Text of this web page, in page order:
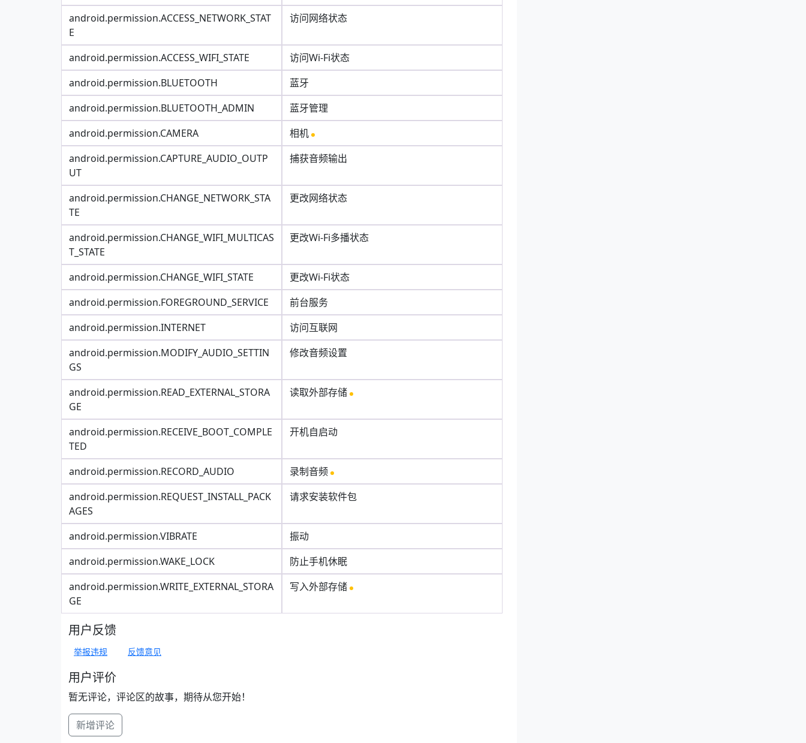
android.permission.ACCESS_NETWORK_STAT
E
访问网络状态
android.permission.ACCESS_WIFI_STATE
访问Wi-Fi状态
android.permission.BLUETOOTH
蓝牙
android.permission.BLUETOOTH_ADMIN
蓝牙管理
android.permission.CAMERA
相机
android.permission.CAPTURE_AUDIO_OUTP
UT
捕获音频输出
android.permission.CHANGE_NETWORK_STA
TE
更改网络状态
android.permission.CHANGE_WIFI_MULTICAS
T_STATE
更改Wi-Fi多播状态
android.permission.CHANGE_WIFI_STATE
更改Wi-Fi状态
android.permission.FOREGROUND_SERVICE
前台服务
android.permission.INTERNET
访问互联网
android.permission.MODIFY_AUDIO_SETTIN
GS
修改音频设置
android.permission.READ_EXTERNAL_STORA
GE
读取外部存储
android.permission.RECEIVE_BOOT_COMPLE
TED
开机自启动
android.permission.RECORD_AUDIO
录制音频
android.permission.REQUEST_INSTALL_PACK
AGES
请求安装软件包
android.permission.VIBRATE
振动
android.permission.WAKE_LOCK
防止手机休眠
android.permission.WRITE_EXTERNAL_STORA
GE
写入外部存储
用户反馈
举报违规 反馈意见
用户评价
暂无评论，评论区的故事，期待从您开始！
新增评论